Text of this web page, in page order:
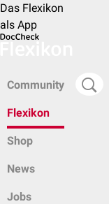
Das Flexikon
als App
Community
Flexikon
Shop
News
Jobs